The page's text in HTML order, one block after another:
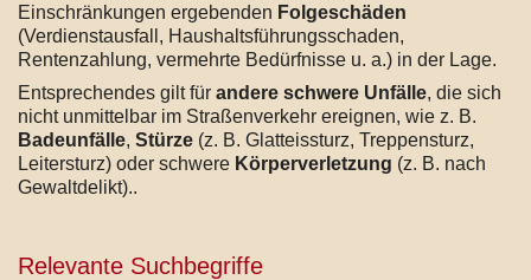
Einschränkungen ergebenden Folgeschäden
(Verdienstausfall, Haushaltsführungsschaden,
Rentenzahlung, vermehrte Bedürfnisse u. a.) in der Lage.
Entsprechendes gilt für andere schwere Unfälle, die sich
nicht unmittelbar im Straßenverkehr ereignen, wie z. B.
Badeunfälle, Stürze (z. B. Glatteissturz, Treppensturz,
Leitersturz) oder schwere Körperverletzung (z. B. nach
Gewaltdelikt)..
Relevante Suchbegriffe